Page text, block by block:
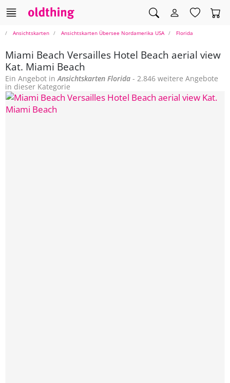
Ansichtskarten Ansichtskarten Übersee Nordamerika USA Florida
Miami Beach Versailles Hotel Beach aerial view
Kat. Miami Beach
Ein Angebot inAnsichtskarten Florida - 2.846 weitere Angebote
in dieser Kategorie